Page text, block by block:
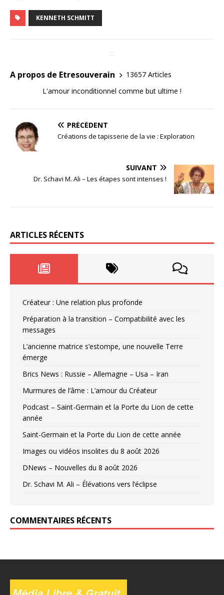
KENNETH SCHMITT
A propos de Etresouverain
13657 Articles
L'amour inconditionnel comme but ultime !
PRÉCÉDENT
Créations de tapisserie de la vie : Exploration
SUIVANT
Dr. Schavi M. Ali – Les étapes sont intenses !
ARTICLES RÉCENTS
Créateur : Une relation plus profonde
Préparation à la transition – Compatibilité avec les
messages
L’ancienne matrice s’estompe, une nouvelle Terre
émerge
Brics News : Russie – Allemagne – Usa – Iran
Murmures de l’âme : L’amour du Créateur
Podcast – Saint-Germain et la Porte du Lion de cette
année
Saint-Germain et la Porte du Lion de cette année
Images ou vidéos insolites du 8 août 2026
DNews – Nouvelles du 8 août 2026
Dr. Schavi M. Ali – Élévations vers l’éclipse
COMMENTAIRES RÉCENTS